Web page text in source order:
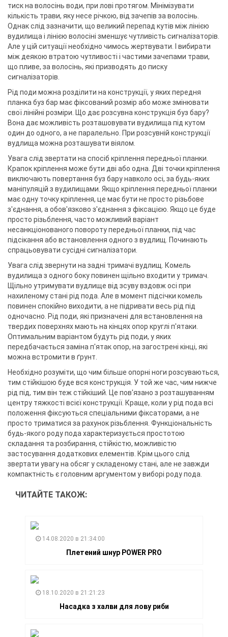
тиск на волосінь води, при лові протягом. Мінімізувати
кількість трави, яку несе річкою, від зачепів за волосінь.
Однак слід зазначити, що великий перепад кутів між лінією
вудилища і лінією волосіні зменшує чутливість сигналізаторів.
Але у цій ситуації необхідно чимось жертвувати. І вибирати
між деякою втратою чутливості і частими зачепами трави,
що пливе, за волосінь, які призводять до писку
сигналізаторів.
Рід поди можна розділити на конструкції, у яких передня
планка буз бар має фіксований розмір або може змінювати
свої лінійні розміри. Що дає розсувна конструкція буз бару?
Вона дає можливість розташовувати вудилища під кутом
один до одного, а не паралельно. При розсувній конструкції
вудлища можна розташувати віялом.
Увага слід звертати на спосіб кріплення передньої планки.
Крапок кріплення може бути дві або одна. Дві точки кріплення
виключають повертання буз бару навколо осі, за будь-яких
маніпуляцій з вудилищами. Якщо кріплення передньої планки
має одну точку кріплення, це має бути не просто різьбове
з'єднання, а обов'язково з'єднання з фіксацією. Якщо це буде
просто різьблення, часто можливий варіант
несанкціонованого повороту передньої планки, під час
підсікання або встановлення одного з вудлищ. Починають
спрацьовувати сусідні сигналізатори.
Увага слід звернути на задні тримачі вудлищ. Комель
вудилища з одного боку повинен щільно входити у тримач.
Щільно утримувати вудлище від зсуву вздовж осі при
нахиленому стані рід пода. Але в момент підсічки комель
повинен спокійно виходити, а не підривати весь рід під
одночасно. Рід поди, які призначені для встановлення на
твердих поверхнях мають на кінцях опор круглі п'ятаки.
Оптимальним варіантом будуть рід поди, у яких
передбачається заміна п'ятак опор, на загострені кінці, які
можна встромити в ґрунт.
Необхідно розуміти, що чим більше опорні ноги розсуваються,
тим стійкішою буде вся конструкція. У той же час, чим нижче
рід під, тим він теж стійкіший. Це пов'язано з розташуванням
центру тяжкості всієї конструкції. Краще, коли у рід пода всі
положення фіксуються спеціальними фіксаторами, а не
просто триматися за рахунок різьблення. Функціональність
будь-якого роду пода характеризується простотою
складання та розбирання, стійкістю, можливістю
застосування додаткових елементів. Крім цього слід
звертати увагу на обсяг у складеному стані, але не завжди
компактність є головним аргументом у виборі роду пода.
ЧИТАЙТЕ ТАКОЖ:
14.08.2020 в 21:34:00
Плетений шнур POWER PRO
18.10.2020 в 21:21:23
Насадка з халви для лову риби